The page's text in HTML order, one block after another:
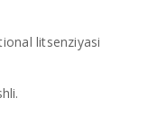
litsenziyasi